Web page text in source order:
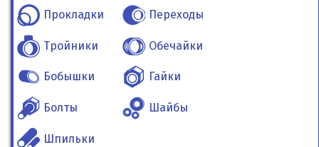
Прокладки Переходы
Тройники Обечайки
Бобышки Гайки
Болты Шайбы
Шпильки